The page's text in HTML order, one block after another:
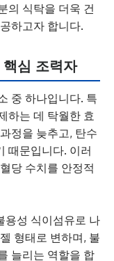
의 식탁을 더욱 건
하고자 합니다.
심 조력자
중 하나입니다. 특
하는 데 탁월한 효
정을 늦추고, 탄수
때문입니다. 이러
당 수치를 안정적
용성 식이섬유로 나
형태로 변하며, 불
늘리는 역할을 합